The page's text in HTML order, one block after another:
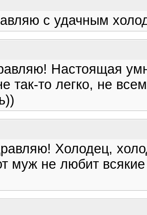
с удачным
Настоящая
так-то легко, не
Холодец,
муж не любит всякие